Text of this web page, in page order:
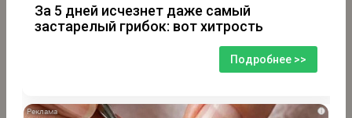
За 5 дней исчезнет даже самый
застарелый грибок: вот хитрость
Подробнее >>
i